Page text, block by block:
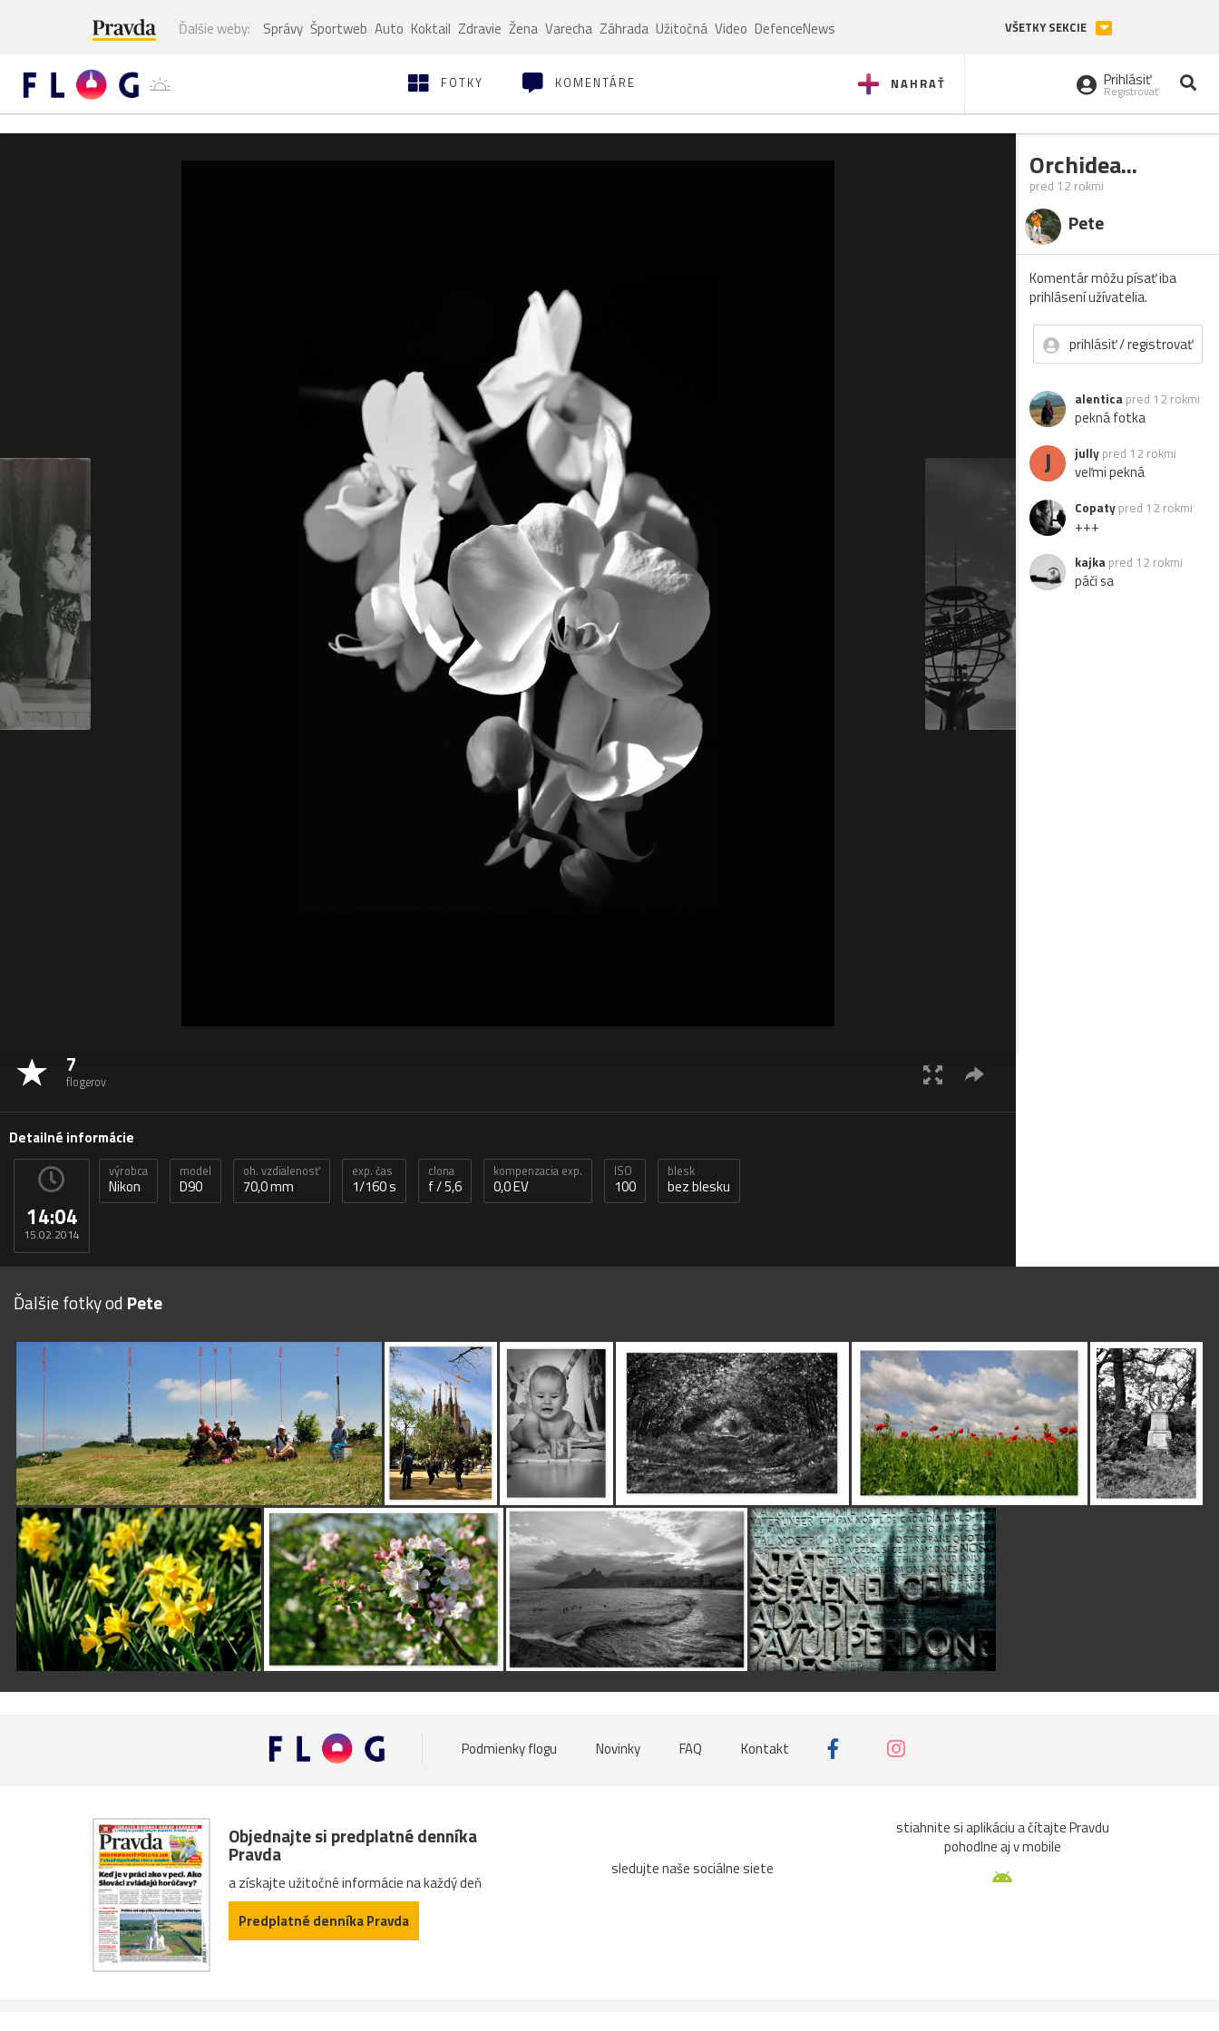
Ďalšie weby: Správy Športweb Auto Koktail Zdravie Žena Varecha Záhrada Užitočná Video DefenceNews VŠETKY SEKCIE
NAHRAŤ
FOTKY KOMENTÁRE Prihlásiť
Registrovať
7
flogerov
Detailné informácie
14:04
15.02.2014
výrobca
Nikon
model
D90
oh. vzdialenosť
70,0 mm
exp. čas
1/160 s
clona
f / 5,6
kompenzacia exp.
0,0 EV
ISO
100
blesk
bez blesku
Orchidea...
pred 12 rokmi
Pete
Komentár môžu písať iba
prihlásení užívatelia.
prihlásiť / registrovať
alentica pred 12 rokmi
pekná fotka
J jully pred 12 rokmi
veľmi pekná
Copaty pred 12 rokmi
+++
kajka pred 12 rokmi
páči sa
Ďalšie fotky od Pete
Podmienky flogu Novinky FAQ Kontakt
Objednajte si predplatné denníka
Pravda
a získajte užitočné informácie na každý deň
Predplatné denníka Pravda
sledujte naše sociálne siete
stiahnite si aplikáciu a čítajte Pravdu
pohodlne aj v mobile